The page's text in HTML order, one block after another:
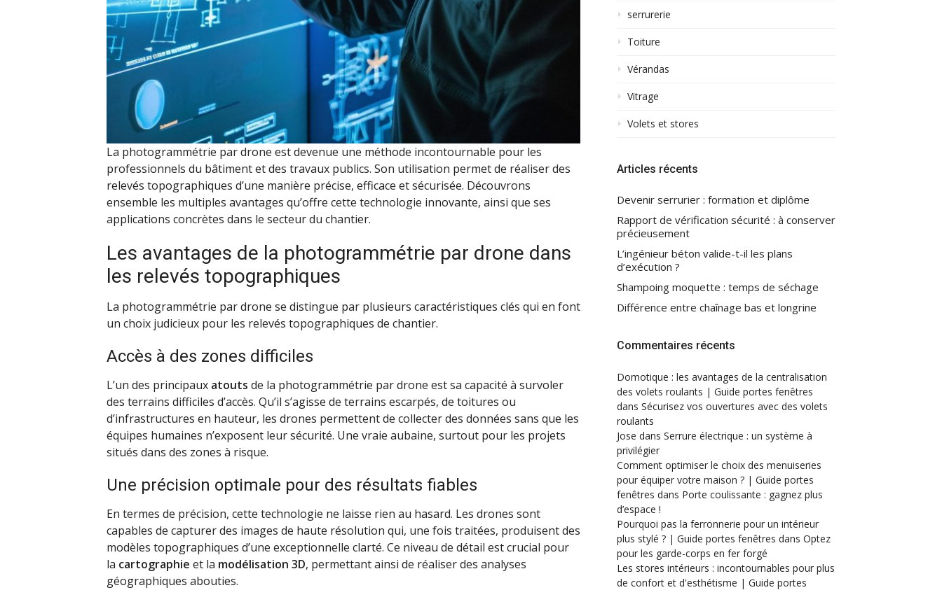
La photogrammétrie par drone est devenue une méthode incontournable pour les
professionnels du bâtiment et des travaux publics. Son utilisation permet de réaliser des
relevés topographiques d’une manière précise, efficace et sécurisée. Découvrons
ensemble les multiples avantages qu’offre cette technologie innovante, ainsi que ses
applications concrètes dans le secteur du chantier.
Les avantages de la photogrammétrie par drone dans
les relevés topographiques
La photogrammétrie par drone se distingue par plusieurs caractéristiques clés qui en font
un choix judicieux pour les relevés topographiques de chantier.
Accès à des zones difficiles
L’un des principaux atouts de la photogrammétrie par drone est sa capacité à survoler
des terrains difficiles d’accès. Qu’il s’agisse de terrains escarpés, de toitures ou
d’infrastructures en hauteur, les drones permettent de collecter des données sans que les
équipes humaines n’exposent leur sécurité. Une vraie aubaine, surtout pour les projets
situés dans des zones à risque.
Une précision optimale pour des résultats fiables
En termes de précision, cette technologie ne laisse rien au hasard. Les drones sont
capables de capturer des images de haute résolution qui, une fois traitées, produisent des
modèles topographiques d’une exceptionnelle clarté. Ce niveau de détail est crucial pour
la cartographie et la modélisation 3D, permettant ainsi de réaliser des analyses
géographiques abouties.
serrurerie
Toiture
Vérandas
Vitrage
Volets et stores
Articles récents
Devenir serrurier : formation et diplôme
Rapport de vérification sécurité : à conserver
précieusement
L’ingénieur béton valide-t-il les plans
d’exécution ?
Shampoing moquette : temps de séchage
Différence entre chaînage bas et longrine
Commentaires récents
Domotique : les avantages de la centralisation
des volets roulants | Guide portes fenêtres
dans Sécurisez vos ouvertures avec des volets
roulants
Jose dans Serrure électrique : un système à
privilégier
Comment optimiser le choix des menuiseries
pour équiper votre maison ? | Guide portes
fenêtres dans Porte coulissante : gagnez plus
d’espace !
Pourquoi pas la ferronnerie pour un intérieur
plus stylé ? | Guide portes fenêtres dans Optez
pour les garde-corps en fer forgé
Les stores intérieurs : incontournables pour plus
de confort et d'esthétisme | Guide portes